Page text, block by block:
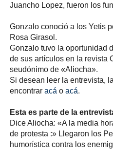
Juancho Lopez, fueron los
Gonzalo conoció a los Yetis
Rosa Girasol.
Gonzalo tuvo la oportunidad
de sus artículos en la revista
seudónimo de «Aliocha».
Si desean leer la entrevista,
encontrar acá o acá.
Esta es parte de la
Dice Aliocha: «A la media
de protesta :» Llegaron los
humorística contra los